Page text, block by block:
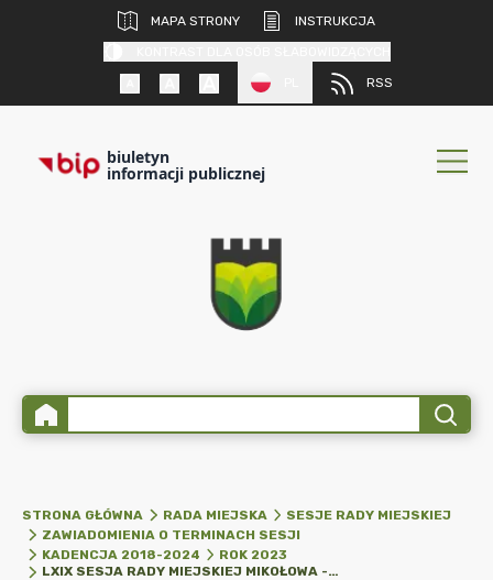
MAPA STRONY
INSTRUKCJA
RSS
biuletyn
informacji publicznej
STRONA GŁÓWNA RADA MIEJSKA
SESJE RADY MIEJSKIEJ
ZAWIADOMIENIA O TERMINACH SESJI
KADENCJA 2018-2024
ROK 2023
LXIX SESJA RADY MIEJSKIEJ MIKOŁOWA - 20.06.2023